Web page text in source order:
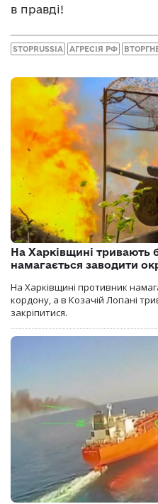
в правді!
STOPRUSSIA АГРЕСІЯ РФ
На Харківщині тривають
намагається заводити
На Харківщині противник
кордону, а в Козачій Лопані
закріпитися.